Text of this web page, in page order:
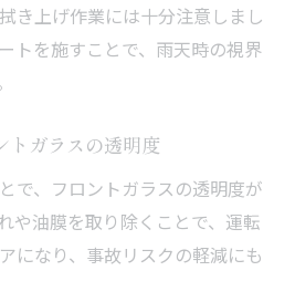
き上げ作業には十分注意しまし
トを施すことで、雨天時の視界
トガラスの透明度
で、フロントガラスの透明度が
や油膜を取り除くことで、運転
になり、事故リスクの軽減にも